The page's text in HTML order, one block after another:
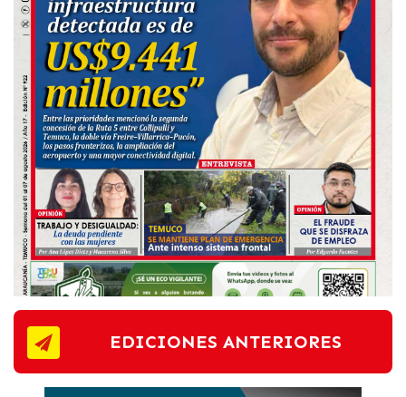
EDICIONES ANTERIORES